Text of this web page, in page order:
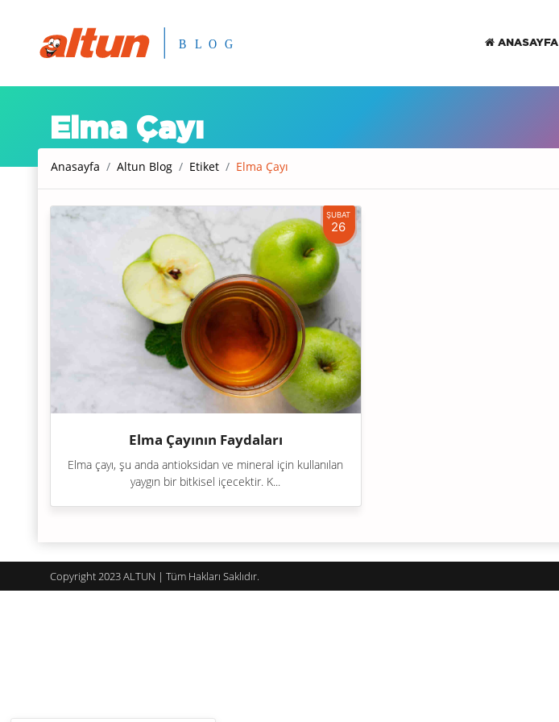
ANASAYFA
Elma Çayı
Anasayfa Altun Blog Etiket Elma Çayı
ŞUBAT
26
Elma Çayının Faydaları
Elma çayı, şu anda antioksidan ve mineral için kullanılan
yaygın bir bitkisel içecektir. K...
Copyright 2023 ALTUN | Tüm Hakları Saklıdır.